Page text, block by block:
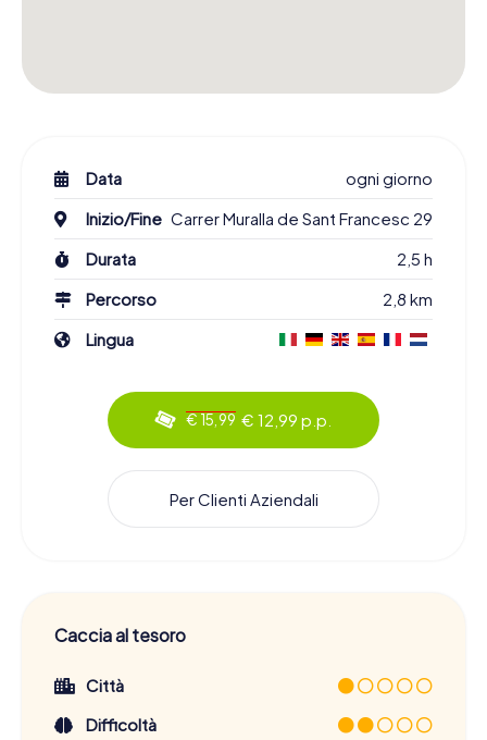
Data
ogni giorno
Inizio/Fine Carrer Muralla de Sant Francesc 29
Durata
2,5 h
Percorso
2,8 km
Lingua
€ 15,99 € 12,99 p.p.
Per Clienti Aziendali
Caccia al tesoro
Città
Difficoltà